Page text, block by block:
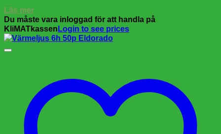
Läs mer
Du måste vara inloggad för att handla på
KliMATkassen Login to see prices